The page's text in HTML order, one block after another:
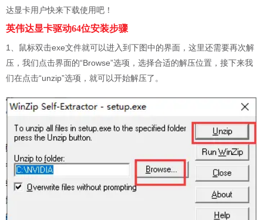
达显卡用户快来下载使用吧！
英伟达显卡驱动64位安装步骤
1、鼠标双击exe文件就可以进入到下图中的界面，这里还需要再次解
压，我们点击界面的“Browse”选项，选择合适的解压位置，接下来我
们在点击“unzip”选项，就可以开始解压了。